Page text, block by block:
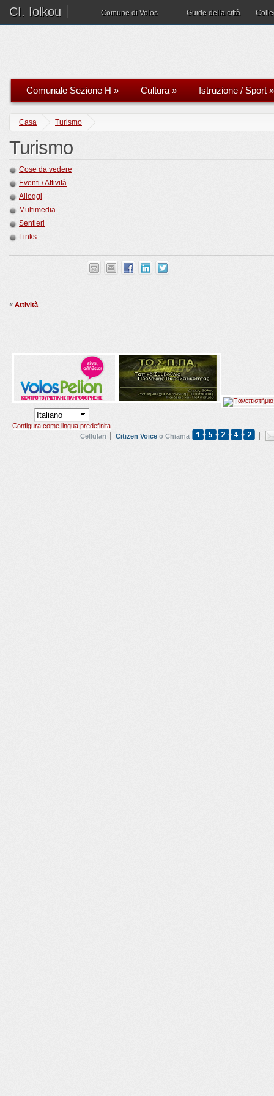
CI. Iolkou Comune di Volos Guide della città
Comunale Sezione H » Cultura» Istruzione / Sport »
Casa Turismo
Turismo
Cose da vedere
Eventi / Attività
Alloggi
Multimedia
Sentieri
Links
« Attività
Configura come lingua predefinita
Cellulari
Citizen Voice o Chiama